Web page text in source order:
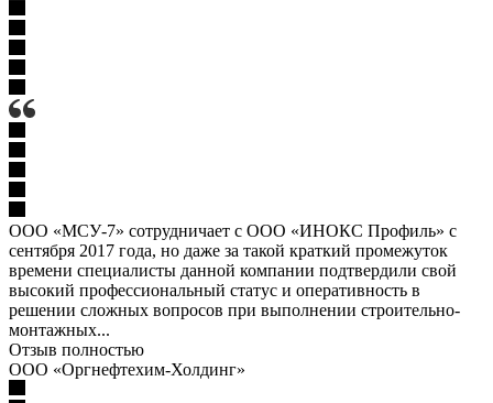
ООО «МСУ-7» сотрудничает с ООО «ИНОКС Профиль» с
сентября 2017 года, но даже за такой краткий промежуток
времени специалисты данной компании подтвердили свой
высокий профессиональный статус и оперативность в
решении сложных вопросов при выполнении строительно-
монтажных...
Отзыв полностью
ООО «Оргнефтехим-Холдинг»